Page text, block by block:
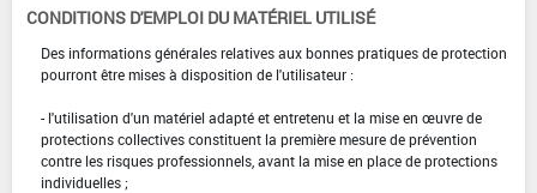
CONDITIONS D'EMPLOI DU MATÉRIEL UTILISÉ
Des informations générales relatives aux bonnes pratiques de protection
pourront être mises à disposition de l'utilisateur :
- l'utilisation d'un matériel adapté et entretenu et la mise en œuvre de
protections collectives constituent la première mesure de prévention
contre les risques professionnels, avant la mise en place de protections
individuelles ;